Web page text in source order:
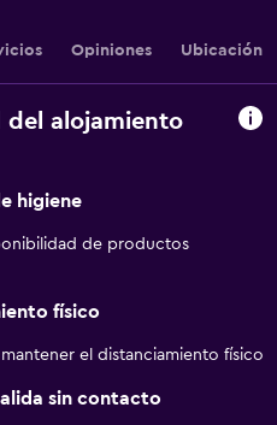
Opiniones Ubicación
del alojamiento
higiene
de productos
físico
el distanciamiento físico
sin contacto